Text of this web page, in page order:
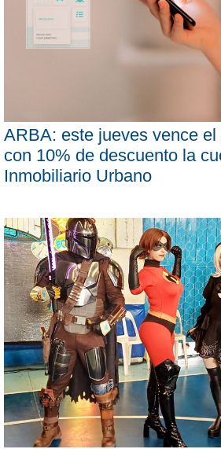
ARBA: este jueves vence
con 10% de descuento la
Inmobiliario Urbano